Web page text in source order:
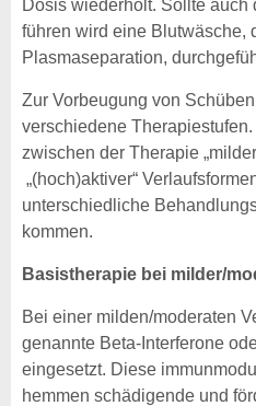
Dosis wiederholt. Sollte auch
führen wird eine Blutwäsche,
Plasmaseparation,
Zur Vorbeugung von
verschiedene
zwischen der Therapie
„(hoch)aktiver“
unterschiedliche
kommen.
Basistherapie bei milder/
Bei einer milden/moderaten
genannte Beta-Interferone
eingesetzt. Diese
hemmen schädigende und